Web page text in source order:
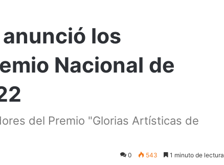
los
Nacional de
del Premio "Glorias Artísticas de
0 543 1 minuto de lectura